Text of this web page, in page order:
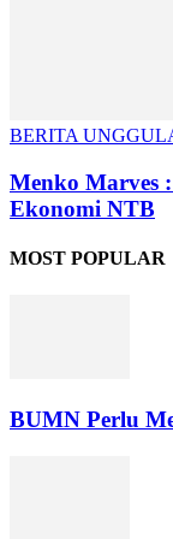
BERITA
Menko Marves
Ekonomi NTB
MOST POPULAR
BUMN Perlu